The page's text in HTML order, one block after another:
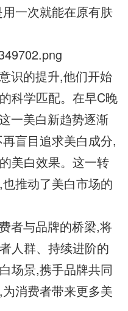
一次就能在原有肤
识的提升,他们开始
科学匹配。在早C晚
一美白新趋势逐渐
盲目追求美白成分,
美白效果。这一转
推动了美白市场的
者与品牌的桥梁,将
人群、持续进阶的
场景,携手品牌共同
消费者带来更多美